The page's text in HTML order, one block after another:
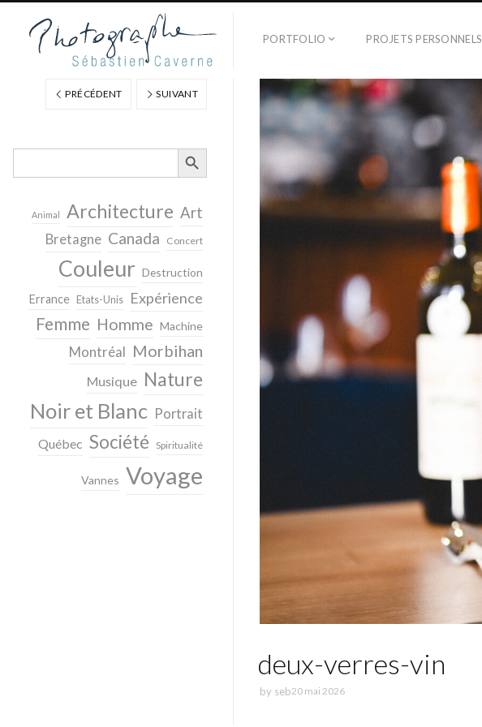
PORTFOLIO PROJETS PERSONNELS
deux-verres-vin
by seb20 mai 2026
PRÉCÉDENT SUIVANT
Search
SEARCH BUTTON
Animal Architecture Art
Bretagne Canada Concert
Couleur Destruction
Errance
Etats-Unis Expérience
Femme Homme Machine
Montréal Morbihan
Musique Nature
Noir et Blanc Portrait
Québec Société Spiritualité
Vannes Voyage